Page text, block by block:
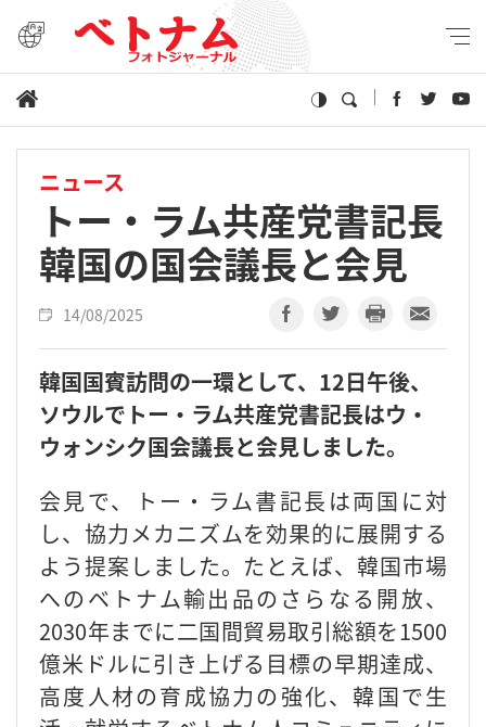
ニュース
トー・ラム共産党書記長
韓国の国会議長と会見
14/08/2025
韓国国賓訪問の一環として、12日午後、
ソウルでトー・ラム共産党書記長はウ・
ウォンシク国会議長と会見しました。
会見で、トー・ラム書記長は両国に対
し、協力メカニズムを効果的に展開する
よう提案しました。たとえば、韓国市場
へのベトナム輸出品のさらなる開放、
2030年までに二国間貿易取引総額を1500
億米ドルに引き上げる目標の早期達成、
高度人材の育成協力の強化、韓国で生